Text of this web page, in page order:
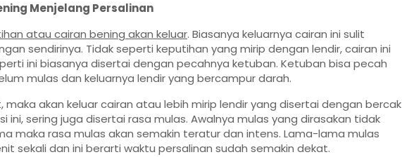
Menjelang Persalinan
atau cairan bening akan keluar. Biasanya keluarnya cairan ini sulit
sendirinya. Tidak seperti keputihan yang mirip dengan lendir, cairan ini
ini biasanya disertai dengan pecahnya ketuban. Ketuban bisa pecah
mulas dan keluarnya lendir yang bercampur darah.
maka akan keluar cairan atau lebih mirip lendir yang disertai dengan bercak
ini, sering juga disertai rasa mulas. Awalnya mulas yang dirasakan tidak
maka rasa mulas akan semakin teratur dan intens. Lama-lama mulas
sekali dan ini berarti waktu persalinan sudah semakin dekat.